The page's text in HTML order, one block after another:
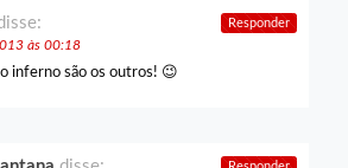
às 00:18
o inferno são os outros! 😉
Responder